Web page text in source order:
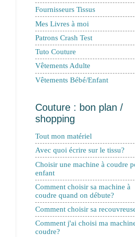
Fournisseurs Tissus
Mes Livres à moi
Patrons Crash Test
Tuto Couture
Vêtements Adulte
Vêtements Bébé/Enfant
Couture : bon plan /
shopping
Tout mon matériel
Avec quoi écrire sur le tissu?
Choisir une machine à coudre
enfant
Comment choisir sa machine à
coudre quand on débute?
Comment choisir sa
Comment j'ai choisi ma
coudre?